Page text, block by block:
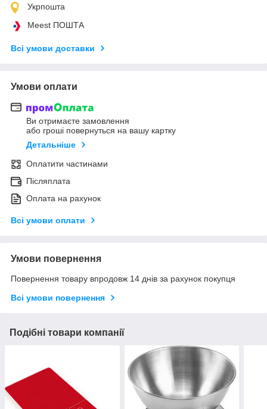
Укрпошта
Meest ПОШТА
Всі умови доставки
Умови оплати
Ви отримаєте замовлення
або гроші повернуться на вашу картку
Детальніше
Оплатити частинами
Післяплата
Оплата на рахунок
Всі умови оплати
Умови повернення
Повернення товару впродовж 14 днів за рахунок покупця
Всі умови повернення
Подібні товари компанії